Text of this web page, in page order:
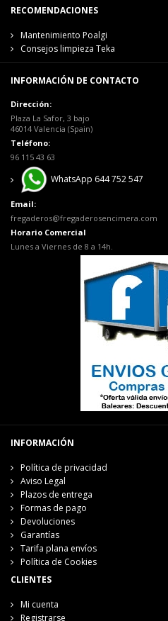
RECOMENDACIONES
Mantenimiento Poalgi
Consejos limpieza Teka
INFORMACIÓN DE CONTACTO
Dirección:
Plaza La Safor, 3 bajo
46014 Valencia (Spain)
Teléfono:
96 115 43 63
WhatsApp 644 752 547
Email:
fregaderos@fregaderosencimera.com
Horario Comercial
Lunes a Viernes de 8 a 14h.
INFORMACIÓN
Política de privacidad
Aviso Legal
Plazos de entrega
Formas de pago
Devoluciones
Garantías
Tarifa plana envíos
Política de Cookies
CLIENTES
Mi cuenta
Registrarse